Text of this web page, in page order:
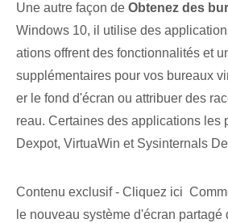
Une autre façon de Obtenez des
Windows‌ 10, il utilise des
ations offrent des fonctionnalités et
supplémentaires pour vos bureaux
er le fond d'écran ou attribuer des
reau. Certaines des applications les
Dexpot, VirtuaWin et Sysinternals
Contenu exclusif - Cliquez ici
le nouveau système d'écran